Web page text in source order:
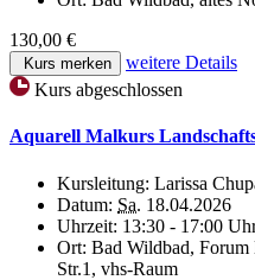
130,00 €
Kurs merken
weitere Details
Kurs abgeschlossen
Aquarell Malkurs
Kursleitung: Larissa
Datum: Sa. 18.04.2026
Uhrzeit: 13:30 - 17:00
Ort: Bad Wildbad,
Str.1, vhs-Raum